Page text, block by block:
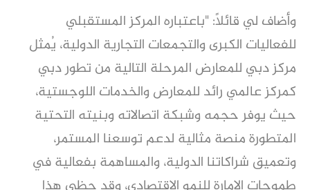
وأضاف لي قائلاً: "باعتباره المركز المستقبلي
للفعاليات الكبرى والتجمعات التجارية الدولية، يُمثل
مركز دبي للمعارض المرحلة التالية من تطور دبي
كمركز عالمي رائد للمعارض والخدمات اللوجستية،
حيث يوفر حجمه وشبكة اتصالاته وبنيته التحتية
المتطورة منصة مثالية لدعم توسعنا المستمر،
وتعميق شراكاتنا الدولية، والمساهمة بفعالية في